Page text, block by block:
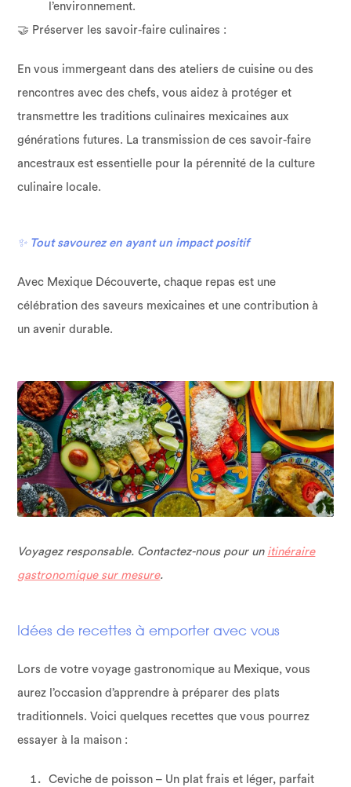
l’environnement.
🤝 Préserver les savoir-faire culinaires :
En vous immergeant dans des ateliers de cuisine ou des
rencontres avec des chefs, vous aidez à protéger et
transmettre les traditions culinaires mexicaines aux
générations futures. La transmission de ces savoir-faire
ancestraux est essentielle pour la pérennité de la culture
culinaire locale.
✨ Tout savourez en ayant un impact positif
Avec Mexique Découverte, chaque repas est une
célébration des saveurs mexicaines et une contribution à
un avenir durable.
Voyagez responsable. Contactez-nous pour un itinéraire
gastronomique sur mesure.
Idées de recettes à emporter avec vous
Lors de votre voyage gastronomique au Mexique, vous
aurez l’occasion d’apprendre à préparer des plats
traditionnels. Voici quelques recettes que vous pourrez
essayer à la maison :
Ceviche de poisson – Un plat frais et léger, parfait